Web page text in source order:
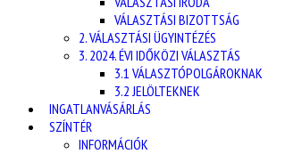
VÁLASZTÁSI BIZOTTSÁG
2. VÁLASZTÁSI ÜGYINTÉZÉS
3. 2024. ÉVI IDŐKÖZI VÁLASZTÁS
3.1 VÁLASZTÓPOLGÁROKNAK
3.2 JELÖLTEKNEK
INGATLANVÁSÁRLÁS
SZÍNTÉR
INFORMÁCIÓK